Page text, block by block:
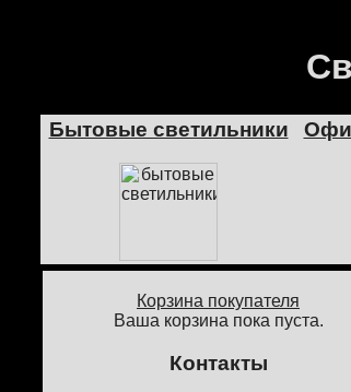
Бытовые светильники
Корзина покупателя
Ваша корзина пока пуста.
Контакты